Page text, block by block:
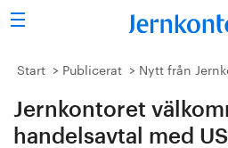
Sök
Stålindustrin
Vision 2050
Start Publicerat Nytt från
Jernkontoret
handelsavtal med